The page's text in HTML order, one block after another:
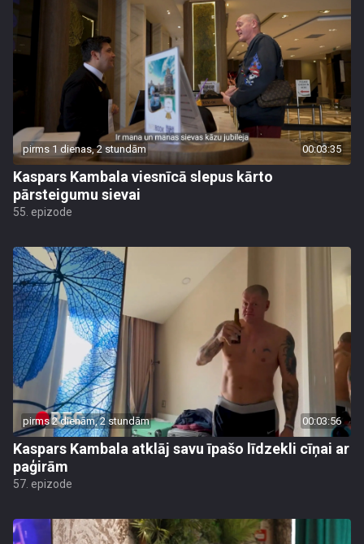
pirms 1 dienas, 2 stundām 00:03:35
Kaspars Kambala viesnīcā slepus kārto
pārsteigumu sievai
55. epizode
pirms 2 dienām, 2 stundām 00:03:56
Kaspars Kambala atklāj savu īpašo līdzekli cīņai ar
paģirām
57. epizode